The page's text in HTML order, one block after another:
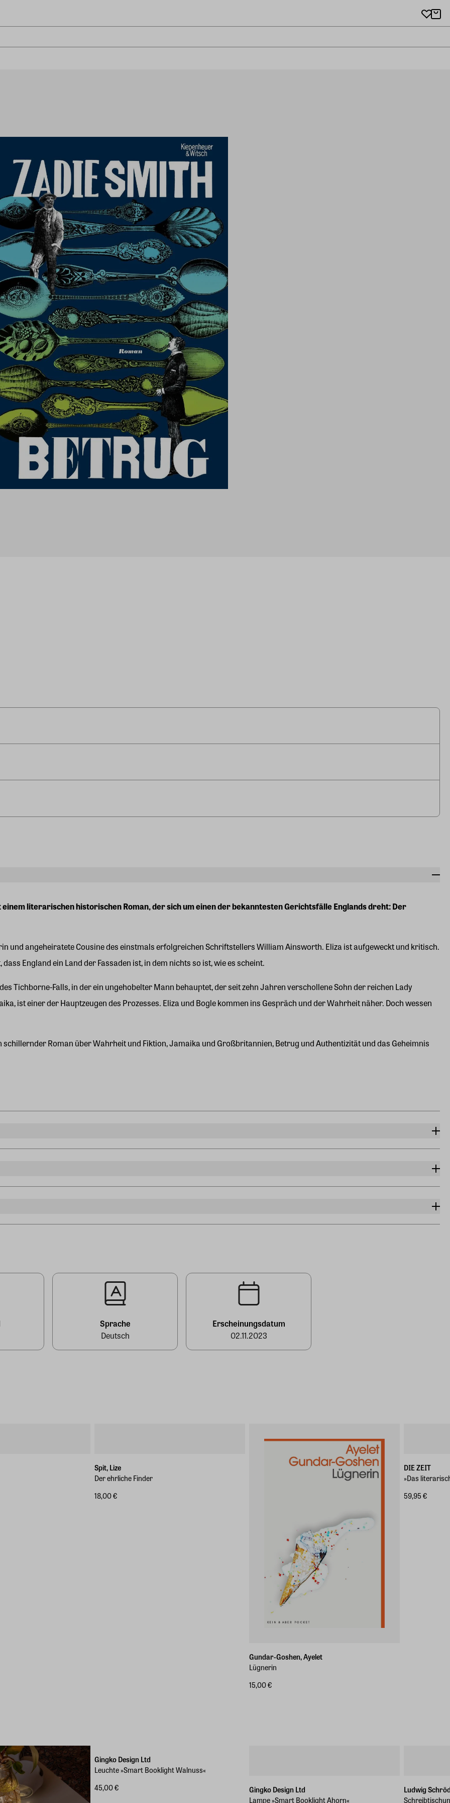
literarischen historischen Roman, der sich um einen der bekanntesten Gerichtsfälle Englands dreht: Der
und angeheiratete Cousine des einstmals erfolgreichen Schriftstellers William Ainsworth. Eliza ist aufgeweckt und kritisch.
England ein Land der Fassaden ist, in dem nichts so ist, wie es scheint.
Tichborne-Falls, in der ein ungehobelter Mann behauptet, der seit zehn Jahren verschollene Sohn der reichen Lady
ist einer der Hauptzeugen des Prozesses. Eliza und Bogle kommen ins Gespräch und der Wahrheit näher. Doch wessen
Roman über Wahrheit und Fiktion, Jamaika und Großbritannien, Betrug und Authentizität und das Geheimnis
Sprache
Deutsch
Erscheinungsdatum
02.11.2023
Spit, Lize
Der ehrliche Finder
18,00 €
Gundar-Goshen, Ayelet
Lügnerin
15,00 €
DIE ZEIT
»Das
59,95 €
Gingko Design Ltd
Leuchte »Smart Booklight Walnuss«
45,00 €
Gingko Design Ltd
Lampe »Smart Booklight Ahorn«
Ludwig